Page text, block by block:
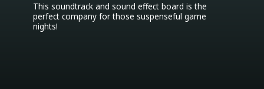
This soundtrack and sound effect board is the
perfect company for those suspenseful game
nights!